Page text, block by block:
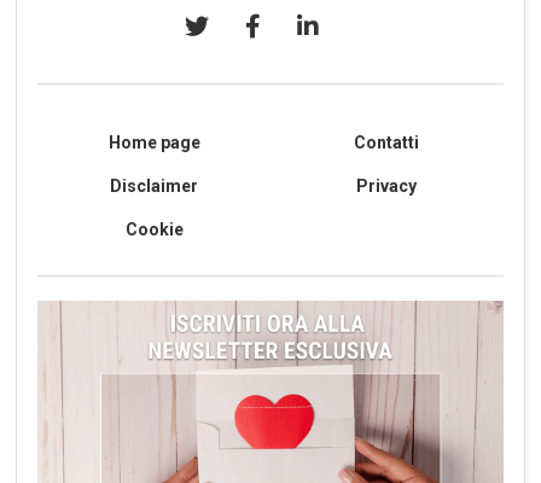
Home page Contatti
Disclaimer Privacy
Cookie